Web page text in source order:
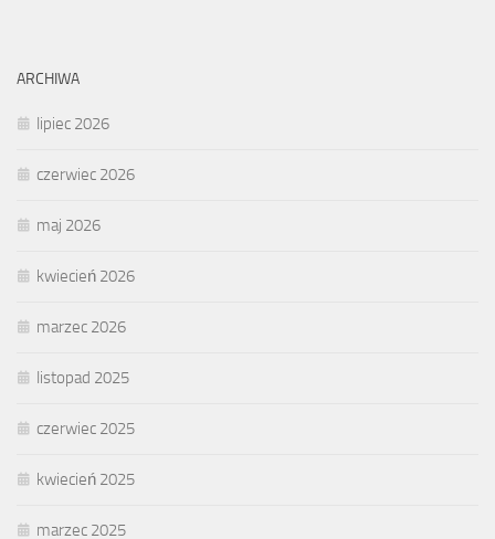
ARCHIWA
lipiec 2026
czerwiec 2026
maj 2026
kwiecień 2026
marzec 2026
listopad 2025
czerwiec 2025
kwiecień 2025
marzec 2025